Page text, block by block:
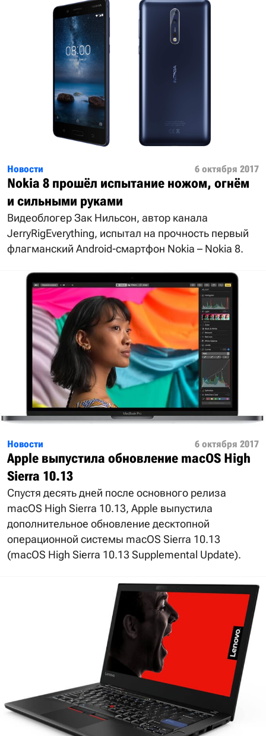
Новости 6 октября 2017
Nokia 8 прошёл испытание ножом, огнём
и сильными руками
Видеоблогер Зак Нильсон, автор канала
JerryRigEverything, испытал на прочность первый
флагманский Android-смартфон Nokia – Nokia 8.
Новости 6 октября 2017
Apple выпустила обновление macOS High
Sierra 10.13
Спустя десять дней после основного релиза
macOS High Sierra 10.13, Apple выпустила
дополнительное обновление десктопной
операционной системы macOS Sierra 10.13
(macOS High Sierra 10.13 Supplemental Update).